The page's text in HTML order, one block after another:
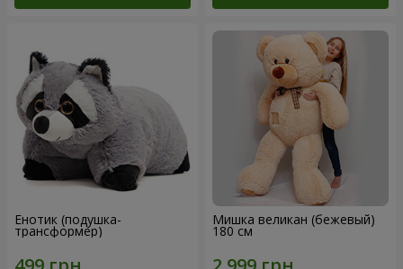
Енотик (подушка-
трансформер)
Мишка великан (бежевый)
180 см